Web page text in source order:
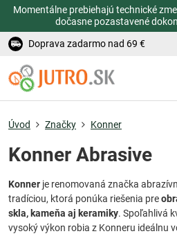
Momentálne prebiehajú technické
dočasne pozastavené
Doprava zadarmo nad 69 €
Úvod Značky Konner
Konner Abrasive
Konner je renomovaná značka
tradíciou, ktorá ponúka riešenia pre
skla, kameňa aj keramiky. Spoľahlivá
vysoký výkon robia z Konneru ideálnu